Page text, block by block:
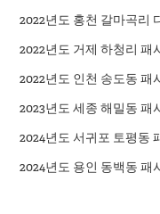
2022년도 홍천 갈마곡리
2022년도 거제 하청리 패
2022년도 인천 송도동 패
2023년도 세종 해밀동 패
2024년도 서귀포 토평동
2024년도 용인 동백동 패